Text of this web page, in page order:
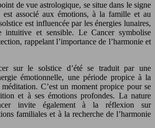
de vue astrologique, se situe dans le signe
est associé aux émotions, à la famille et au
est influencée par les énergies lunaires,
intuitive et sensible. Le Cancer symbolise
rappelant l’importance de l’harmonie et
sur le solstice d’été se traduit par une
émotionnelle, une période propice à la
C’est un moment propice pour se
et à ses émotions profondes. La nature
invite également à la réflexion sur
familiales et à la recherche de l’harmonie